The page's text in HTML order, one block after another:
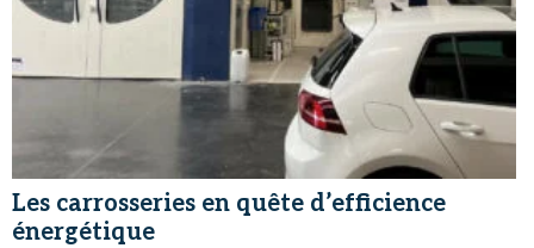
Les carrosseries en quête d’efficience
énergétique